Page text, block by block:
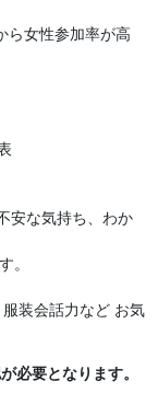
ら女性参加率が高
安な気持ち、わか
。
装会話力など お気
必要となります。